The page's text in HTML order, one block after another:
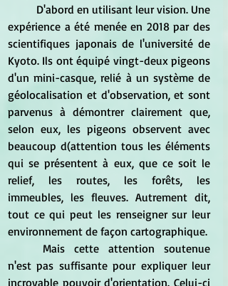
expérience a été menée en 2018 par des
scientifiques japonais de l'université de
Kyoto. Ils ont équipé vingt-deux pigeons
d'un mini-casque, relié à un système de
géolocalisation et d'observation, et sont
parvenus à démontrer clairement que,
selon eux, les pigeons observent avec
beaucoup d(attention tous les éléments
qui se présentent à eux, que ce soit le
relief, les routes, les forêts, les
immeubles, les fleuves. Autrement dit,
tout ce qui peut les renseigner sur leur
environnement de façon cartographique.
n'est pas suffisante pour expliquer leur
incroyable pouvoir d'orientation. Celui-ci